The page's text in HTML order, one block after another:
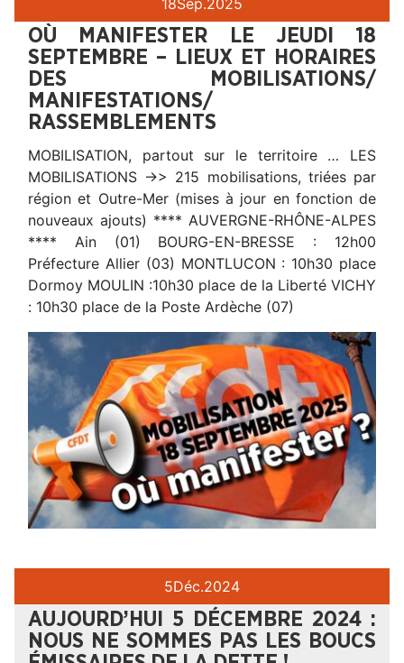
OÙ MANIFESTER LE JEUDI 18
SEPTEMBRE – LIEUX ET HORAIRES
DES MOBILISATIONS/
MANIFESTATIONS/
RASSEMBLEMENTS
MOBILISATION, partout sur le territoire … LES
MOBILISATIONS ->> 215 mobilisations, triées par
région et Outre-Mer (mises à jour en fonction de
nouveaux ajouts) **** AUVERGNE-RHÔNE-ALPES
**** Ain (01) BOURG-EN-BRESSE : 12h00
Préfecture Allier (03) MONTLUCON : 10h30 place
Dormoy MOULIN :10h30 place de la Liberté VICHY
: 10h30 place de la Poste Ardèche (07)
5Déc.2024
AUJOURD’HUI 5 DÉCEMBRE 2024 :
NOUS NE SOMMES PAS LES BOUCS